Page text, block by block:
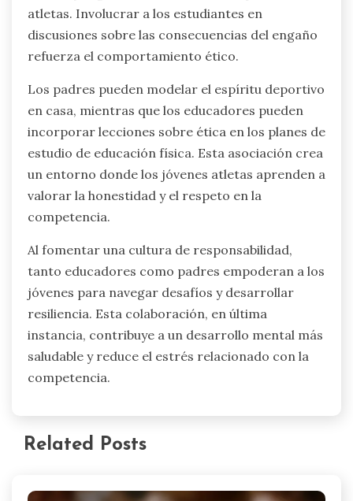
individuos; considere la dinámica del equipo y las
presiones externas. Por último, no pase por alto
la importancia de la educación sobre el espíritu
¿Cómo pueden educadores y padres
colaborar para fomentar el espíritu
deportivo ético?
Los educadores y los padres pueden colaborar
enfatizando valores compartidos y un mensaje
consistente. La comunicación regular entre
ambas partes permite un enfoque unificado para
enseñar la integridad en los deportes.
Se pueden organizar talleres y reuniones para
discutir la importancia del espíritu deportivo,
mental y la gestión del estrés en los jóvenes
atletas. Involucrar a los estudiantes en